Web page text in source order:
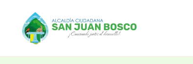
contenido
por: